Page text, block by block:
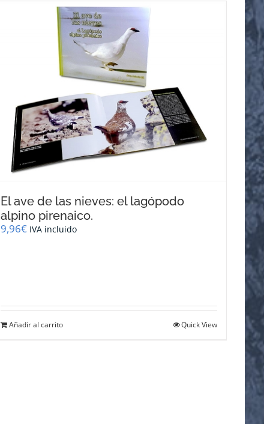
El ave de las nieves: el lagópodo
alpino pirenaico.
9,96€ IVA incluido
Añadir al carrito Quick View